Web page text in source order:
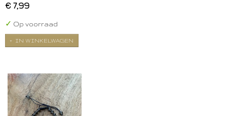
€ 7,99
✓ Op voorraad
IN WINKELWAGEN